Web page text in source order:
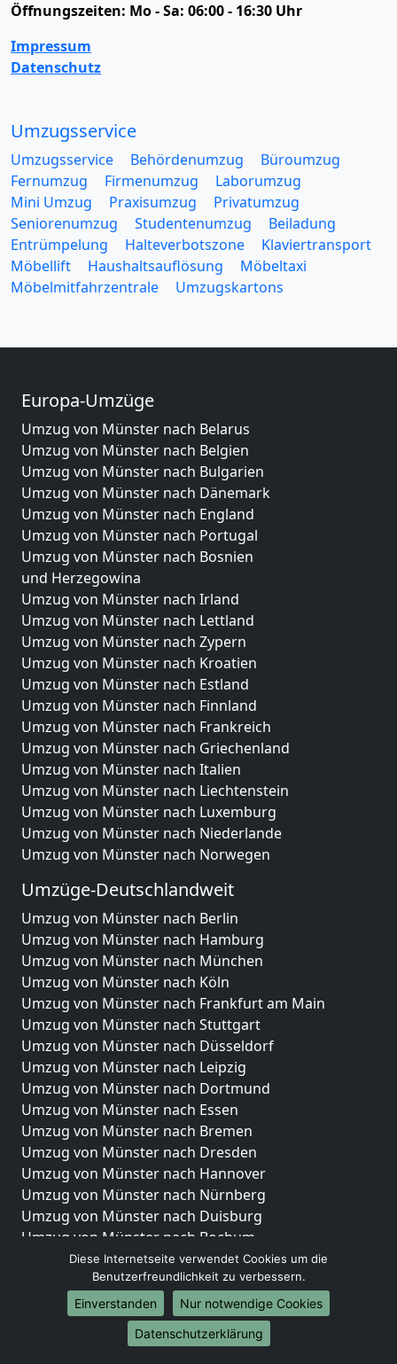
Öffnungszeiten: Mo - Sa: 06:00 - 16:30 Uhr
Impressum
Datenschutz
Umzugsservice
Umzugsservice Behördenumzug
Büroumzug
Fernumzug
Firmenumzug
Laborumzug
Mini Umzug
Praxisumzug
Privatumzug
Seniorenumzug
Studentenumzug
Beiladung
Entrümpelung
Halteverbotszone
Klaviertransport
Möbellift
Haushaltsauflösung
Möbeltaxi
Möbelmitfahrzentrale
Umzugskartons
Europa-Umzüge
Umzug von Münster nach Belarus
Umzug von Münster nach Belgien
Umzug von Münster nach Bulgarien
Umzug von Münster nach Dänemark
Umzug von Münster nach England
Umzug von Münster nach Portugal
Umzug von Münster nach Bosnien
und Herzegowina
Umzug von Münster nach Irland
Umzug von Münster nach Lettland
Umzug von Münster nach Zypern
Umzug von Münster nach Kroatien
Umzug von Münster nach Estland
Umzug von Münster nach Finnland
Umzug von Münster nach Frankreich
Umzug von Münster nach Griechenland
Umzug von Münster nach Italien
Umzug von Münster nach Liechtenstein
Umzug von Münster nach Luxemburg
Umzug von Münster nach Niederlande
Umzug von Münster nach Norwegen
Umzüge-Deutschlandweit
Umzug von Münster nach Berlin
Umzug von Münster nach Hamburg
Umzug von Münster nach München
Umzug von Münster nach Köln
Umzug von Münster nach Frankfurt am Main
Umzug von Münster nach Stuttgart
Umzug von Münster nach Düsseldorf
Umzug von Münster nach Leipzig
Umzug von Münster nach Dortmund
Umzug von Münster nach Essen
Umzug von Münster nach Bremen
Umzug von Münster nach Dresden
Umzug von Münster nach Hannover
Umzug von Münster nach Nürnberg
Umzug von Münster nach Duisburg
Umzug von Münster nach Bochum
Umzug von Münster nach Wuppertal
Umzug von Münster nach Bielefeld
Umzug von Münster nach Bonn
Umzug von Münster nach Münster
Diese Internetseite verwendet Cookies um die
Benutzerfreundlichkeit zu verbessern.
Einverstanden
Nur notwendige Cookies
Datenschutzerklärung